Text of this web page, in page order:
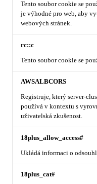
Tento soubor cookie se
je výhodné pro web, aby
webových stránek.
rc::c
Tento soubor cookie se
AWSALBCORS
Registruje, který server-
používá v kontextu s
uživatelská zkušenost.
18plus_allow_access#
Ukládá informaci o
18plus_cat#